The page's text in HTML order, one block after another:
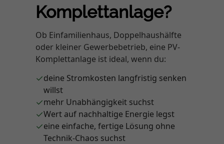
Komplettanlage?
Ob Einfamilienhaus, Doppelhaushälfte
oder kleiner Gewerbebetrieb, eine PV-
Komplettanlage ist ideal, wenn du:
✓deine Stromkosten langfristig senken
willst
✓mehr Unabhängigkeit suchst
✓Wert auf nachhaltige Energie legst
✓eine einfache, fertige Lösung ohne
Technik-Chaos suchst